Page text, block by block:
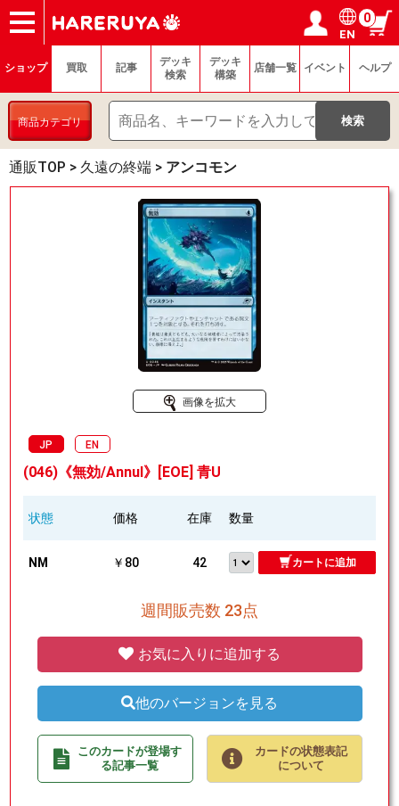
ショップ
買取
記事
デッキ検索
デッキ構築
選手一覧
店舗一覧
イベント
ヘルプ
お問い合わせ ログイン／会員登録
マイページ
EN
0
ショップ 買取 記事
デッキ
検索
デッキ
構築
店舗一覧 イベント ヘルプ
商品カテゴリ
通販TOP > 久遠の終端 > アンコモン
画像を拡大
JP EN
(046)《無効/Annul》[EOE] 青U
状態 価格 在庫 数量
NM ￥80 42 カートに追加
週間販売数 23点
お気に入りに追加する
他のバージョンを見る
このカードが登場す
る記事一覧
カードの状態表記
について